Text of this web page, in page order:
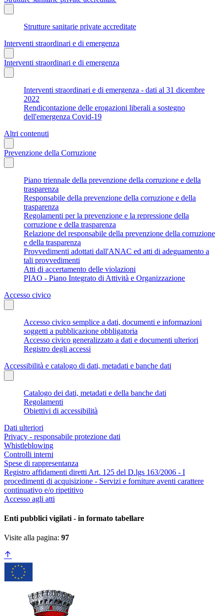
Strutture sanitarie private accreditate
Interventi straordinari e di emergenza
Interventi straordinari e di emergenza
Interventi straordinari e di emergenza - dati al 31 dicembre
2022
Rendicontazione delle erogazioni liberali a sostegno
dell'emergenza Covid-19
Altri contenuti
Prevenzione della Corruzione
Piano triennale della prevenzione della corruzione e della
trasparenza
Responsabile della prevenzione della corruzione e della
trasparenza
Regolamenti per la prevenzione e la repressione della
corruzione e della trasparenza
Relazione del responsabile della prevenzione della corruzione
e della trasparenza
Provvedimenti adottati dall'ANAC ed atti di adeguamento a
tali provvedimenti
Atti di accertamento delle violazioni
PIAO - Piano Integrato di Attività e Organizzazione
Accesso civico
Accesso civico semplice a dati, documenti e informazioni
soggetti a pubblicazione obbligatoria
Accesso civico generalizzato a dati e documenti ulteriori
Registro degli accessi
Accessibilità e catalogo di dati, metadati e banche dati
Catalogo dei dati, metadati e della banche dati
Regolamenti
Obiettivi di accessibilità
Dati ulteriori
Privacy - responsabile protezione dati
Whistleblowing
Controlli interni
Spese di rappresentanza
Registro affidamenti diretti Art. 125 del D.lgs 163/2006 - I
procedimenti di acquisizione - Servizi e forniture aventi carattere
continuativo e/o ripetitivo
Accesso agli atti
Enti pubblici vigilati - in formato tabellare
Visite alla pagina: 97